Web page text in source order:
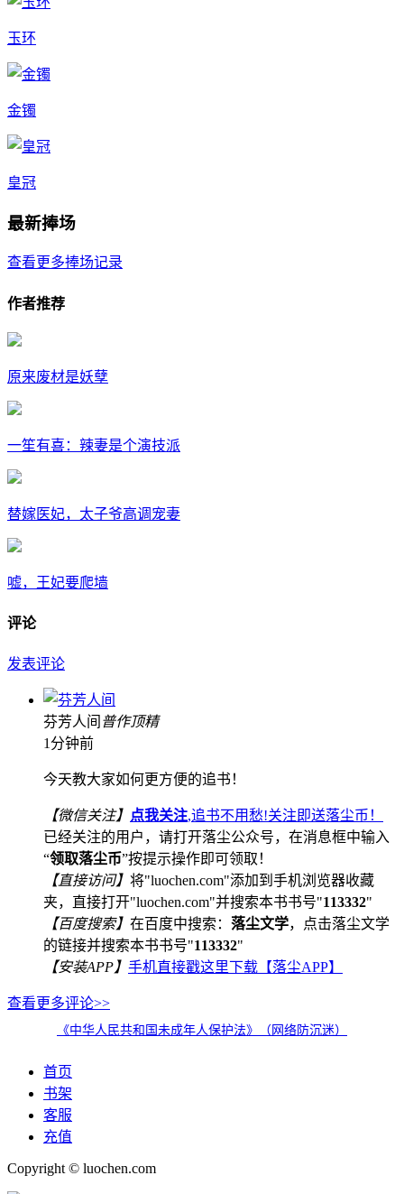
玉环
金镯
皇冠
最新捧场
查看更多捧场记录
作者推荐
原来废材是妖孽
一笙有喜：辣妻是个演技派
替嫁医妃，太子爷高调宠妻
嘘，王妃要爬墙
评论
发表评论
芬芳人间 普作顶精
1分钟前
今天教大家如何更方便的追书！
【微信关注】 点我关注,追书不用愁!关注即送落尘币！
已经关注的用户，请打开落尘公众号，在消息框中输入
“领取落尘币”按提示操作即可领取！
【直接访问】 将"luochen.com"添加到手机浏览器收藏
夹，直接打开"luochen.com"并搜索本书书号"113332"
【百度搜索】 在百度中搜索： 落尘文学，点击落尘文学
的链接并搜索本书书号"113332"
【安装APP】 手机直接戳这里下载【落尘APP】
查看更多评论>>
《中华人民共和国未成年人保护法》（网络防沉迷）
首页
书架
客服
充值
Copyright © luochen.com